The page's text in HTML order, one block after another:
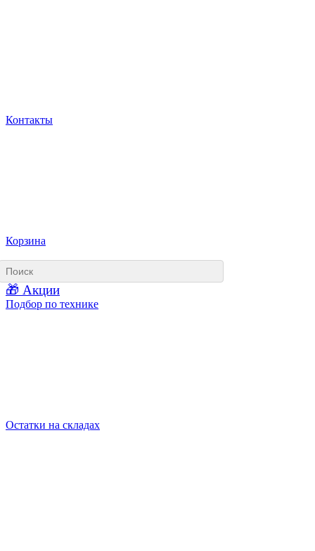
Контакты
Корзина
🎁 Акции
Подбор по технике
Остатки на складах